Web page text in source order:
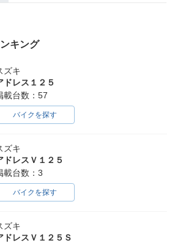
キング
ズキ
ドレス１２５
載台数：57
バイクを探す
ズキ
ドレスＶ１２５
載台数：3
バイクを探す
ズキ
ドレスＶ１２５Ｓ